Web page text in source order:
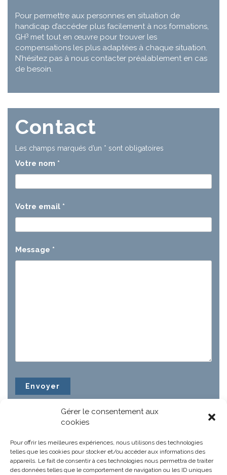
Gérer le consentement aux
cookies
Pour offrir les meilleures expériences, nous utilisons des technologies
telles que les cookies pour stocker et/ou accéder aux informations des
appareils. Le fait de consentir à ces technologies nous permettra de traiter
des données telles que le comportement de navigation ou les ID uniques
Pour permettre aux personnes en situation de
handicap d’accéder plus facilement à nos formations,
GH3 met tout en œuvre pour trouver les
compensations les plus adaptées à chaque situation.
N’hésitez pas à nous contacter préalablement en cas
de besoin.
Contact
Les champs marqués d’un * sont obligatoires
Votre nom *
Votre email *
Message *